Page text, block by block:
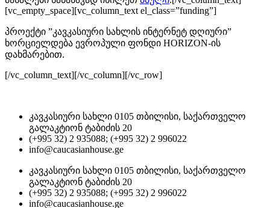
[vc_empty_space][vc_column_text el_class=”funding”]
პროექტი ”კავკასიური სახლის ინტერნეტ დღიური”
ხორციელდება ევროპული ფონდი HORIZON-ის
დახმარებით.
[/vc_column_text][/vc_column][/vc_row]
კავკასიური სახლი 0105 თბილისი, საქართველო
გალაკტიონ ტაბიძის 20
(+995 32) 2 935088; (+995 32) 2 996022
info@caucasianhouse.ge
კავკასიური სახლი 0105 თბილისი, საქართველო
გალაკტიონ ტაბიძის 20
(+995 32) 2 935088; (+995 32) 2 996022
info@caucasianhouse.ge